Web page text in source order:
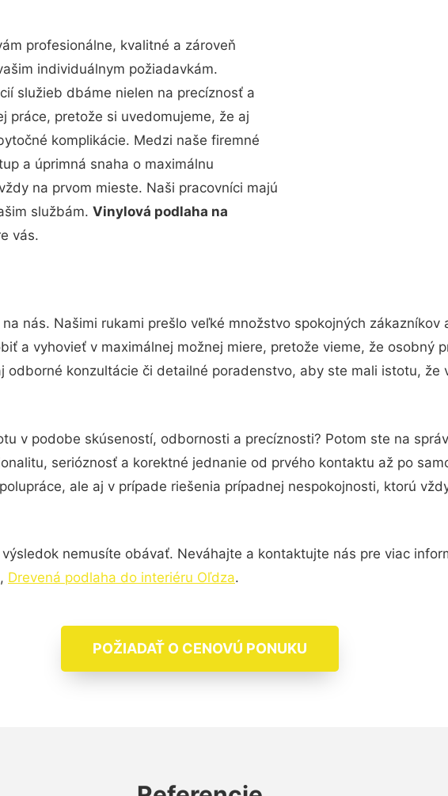
profesionálne, kvalitné a zároveň
individuálnym požiadavkám.
služieb dbáme nielen na precíznosť a
práce, pretože si uvedomujeme, že aj
komplikácie. Medzi naše firemné
a úprimná snaha o maximálnu
na prvom mieste. Naši pracovníci majú
službám. Vinylová podlaha na
vás.
nás. Našimi rukami prešlo veľké množstvo spokojných
a vyhovieť v maximálnej možnej miere, pretože vieme, že osobný
odborné konzultácie či detailné poradenstvo, aby ste mali istotu,
v podobe skúseností, odbornosti a precíznosti? Potom ste na
serióznosť a korektné jednanie od prvého kontaktu až po
ale aj v prípade riešenia prípadnej nespokojnosti, ktorú
výsledok nemusíte obávať. Neváhajte a kontaktujte nás pre viac
, Drevená podlaha do interiéru Oľdza.
POŽIADAŤ O CENOVÚ PONUKU